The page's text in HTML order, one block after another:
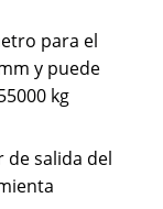
para el
y puede
kg
de salida del